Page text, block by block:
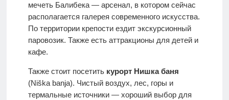
мечеть Балибека — арсенал, в котором сейчас
располагается галерея современного искусства.
По территории крепости ездит экскурсионный
паровозик. Также есть аттракционы для детей и
кафе.
Также стоит посетить курорт Нишка баня
(Niška banja). Чистый воздух, лес, горы и
термальные источники — хороший выбор для